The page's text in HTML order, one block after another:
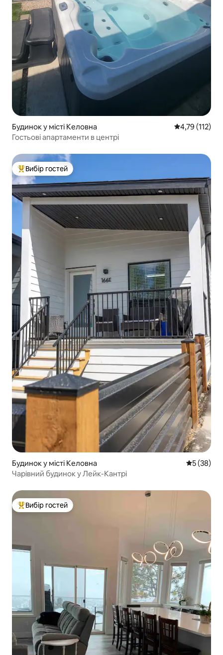
Будинок у місті Келовна Середня
4,79 (112)
Гостьові апартаменти в центрі
Топ вибір гостей
Вибір гостей
Будинок у місті Келовна Середня
5 (38)
Чарівний будинок у Лейк-Кантрі
Топ вибір гостей
Вибір гостей